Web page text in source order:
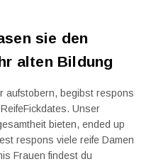
sie den
alten Bildung
aufstobern, begibst respons
Unser
bieten, ended up
respons viele reife Damen
Frauen findest du